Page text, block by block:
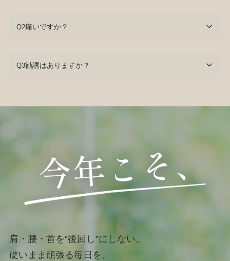
Q2痛いですか？
Q3勧誘はありますか？
肩・腰・首を“後回し”にしない。
硬いまま頑張る毎日を、